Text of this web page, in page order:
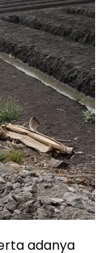
adanya